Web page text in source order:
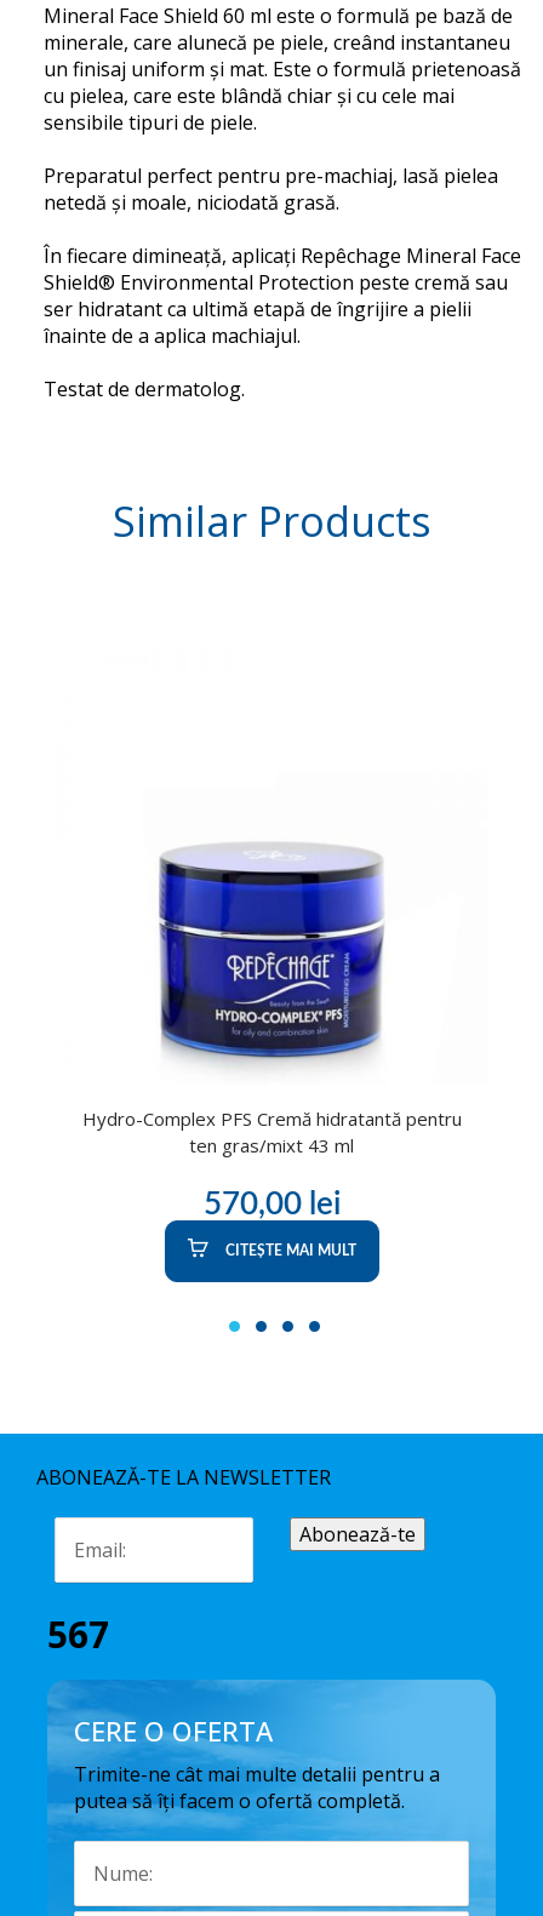
Mineral Face Shield 60 ml este o formulă pe bază de
minerale, care alunecă pe piele, creând instantaneu
un finisaj uniform și mat. Este o formulă prietenoasă
cu pielea, care este blândă chiar și cu cele mai
sensibile tipuri de piele.
Preparatul perfect pentru pre-machiaj, lasă pielea
netedă și moale, niciodată grasă.
În fiecare dimineață, aplicați Repêchage Mineral Face
Shield® Environmental Protection peste cremă sau
ser hidratant ca ultimă etapă de îngrijire a pielii
înainte de a aplica machiajul.
Testat de dermatolog.
Similar Products
Hydro-Complex PFS Cremă hidratantă pentru
ten gras/mixt 43 ml
570,00 lei
CITEȘTE MAI MULT
1 2 3 4
ABONEAZĂ-TE LA NEWSLETTER
567
CERE O OFERTA
Trimite-ne cât mai multe detalii pentru a
putea să îți facem o ofertă completă.